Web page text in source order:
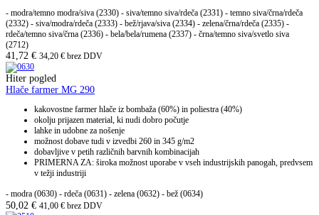
- modra/temno modra/siva (2330) - siva/temno siva/rdeča (2331) - temno siva/črna/rdeča
(2332) - siva/modra/rdeča (2333) - bež/rjava/siva (2334) - zelena/črna/rdeča (2335) -
rdeča/temno siva/črna (2336) - bela/bela/rumena (2337) - črna/temno siva/svetlo siva
(2712)
41,72 € 34,20 € brez DDV
Hiter pogled
Hlače farmer MG 290
kakovostne farmer hlače iz bombaža (60%) in poliestra (40%)
okolju prijazen material, ki nudi dobro počutje
lahke in udobne za nošenje
možnost dobave tudi v izvedbi 260 in 345 g/m2
dobavljive v petih različnih barvnih kombinacijah
PRIMERNA ZA: široka možnost uporabe v vseh industrijskih panogah, predvsem
v težji industriji
- modra (0630) - rdeča (0631) - zelena (0632) - bež (0634)
50,02 € 41,00 € brez DDV